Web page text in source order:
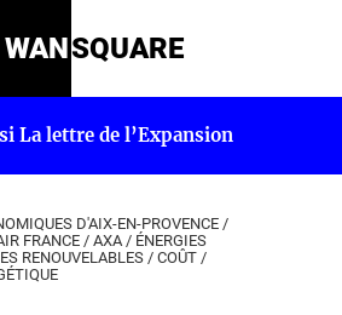
WANSQUARE
La lettre de l’Expansion
D'AIX-EN-PROVENCE /
FRANCE / AXA/ ÉNERGIES
RENOUVELABLES/ COÛT /